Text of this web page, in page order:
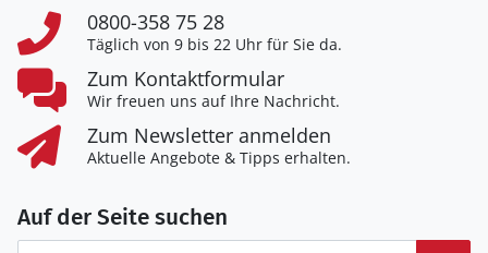
0800-358 75 28
Täglich von 9 bis 22 Uhr für Sie da.
Zum Kontaktformular
Wir freuen uns auf Ihre Nachricht.
Zum Newsletter anmelden
Aktuelle Angebote & Tipps erhalten.
Auf der Seite suchen